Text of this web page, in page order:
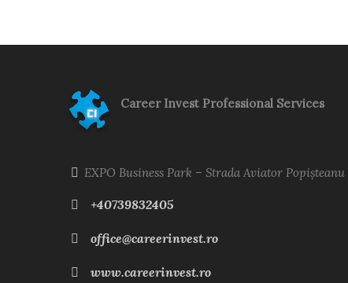
Career Invest Professional Services
EXPO Business Park – Strada Aviator
+40739832405
office@careerinvest.ro
www.careerinvest.ro